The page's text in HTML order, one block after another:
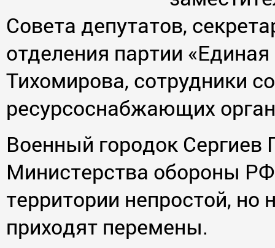
Совета депутатов,
отделения партии
Тихомирова, сотрудники
ресурсоснабжающих
Военный городок Сергиев
Министерства обороны
территории непростой, но
приходят перемены.